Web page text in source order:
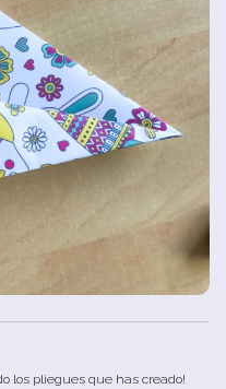
los pliegues que has creado!